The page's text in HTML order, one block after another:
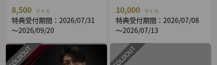
8,500 マイル
特典受付期間：2026/07/31
～2026/09/20
10,000 マイル
特典受付期間：2026/07/08
～2026/07/13